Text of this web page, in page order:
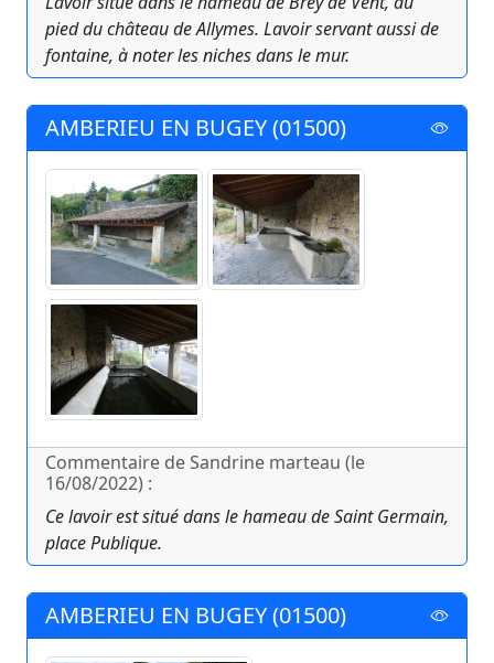
pied du château de Allymes. Lavoir servant aussi de
fontaine, à noter les niches dans le mur.
AMBERIEU EN BUGEY (01500)
Commentaire de Sandrine marteau (le
16/08/2022) :
Ce lavoir est situé dans le hameau de Saint Germain,
place Publique.
AMBERIEU EN BUGEY (01500)